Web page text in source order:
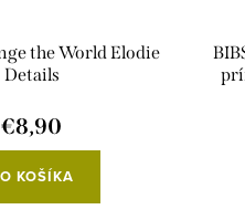
the World Elodie
Details
€8,90
KOŠÍKA